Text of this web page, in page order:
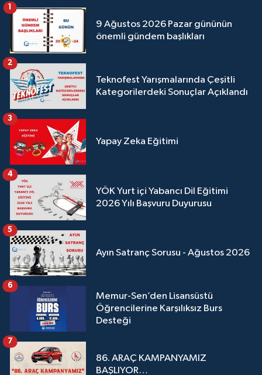
9 Ağustos 2026 Pazar gününün
önemli gündem başlıkları
1
Teknofest Yarışmalarında Çeşitli
Kategorilerdeki Sonuçlar Açıklandı
2
Yapay Zeka Eğitimi
3
YÖK Yurt içi Yabancı Dil Eğitimi
2026 Yılı Başvuru Duyurusu
4
Ayın Satranç Sorusu - Ağustos 2026
5
Memur-Sen’den Lisansüstü
Öğrencilerine Karşılıksız Burs
Desteği
6
86. ARAÇ KAMPANYAMIZ
BAŞLIYOR…
7